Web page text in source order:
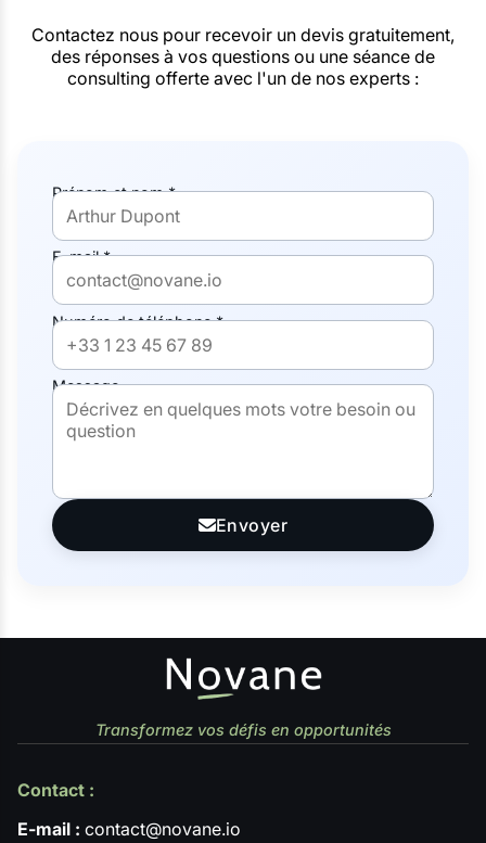
Contactez nous pour recevoir un devis gratuitement,
des réponses à vos questions ou une séance de
consulting offerte avec l'un de nos experts :
Prénom et nom *
E-mail *
Numéro de téléphone *
Message
Envoyer
Transformez vos défis en opportunités
Contact :
E-mail : contact@novane.io